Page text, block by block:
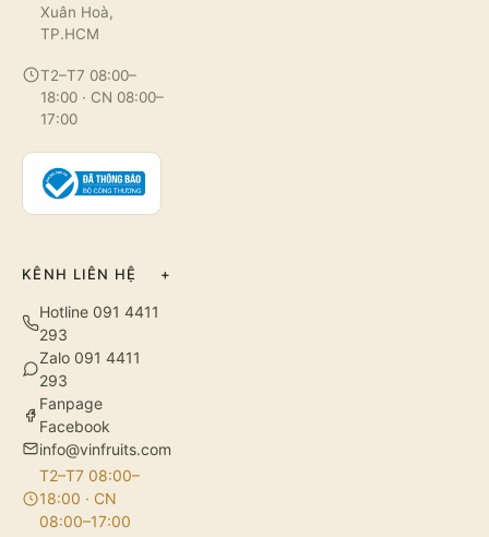
Xuân Hoà,
TP.HCM
T2–T7 08:00–
18:00 · CN 08:00–
17:00
KÊNH LIÊN HỆ +
Hotline 091 4411
293
Zalo 091 4411
293
Fanpage
Facebook
info@vinfruits.com
T2–T7 08:00–
18:00 · CN
08:00–17:00